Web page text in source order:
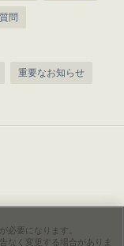
問
重要なお知らせ
必要になります。
なく変更する場合がありま